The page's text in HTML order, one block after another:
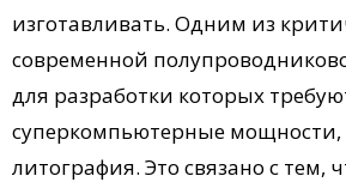
изготавливать. Одним из
современной
для разработки которых
суперкомпьютерные мощности,
литография. Это связано с тем,